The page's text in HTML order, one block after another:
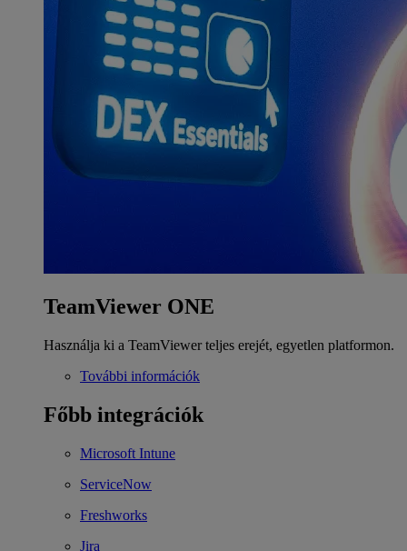
TeamViewer ONE
Használja ki a TeamViewer teljes erejét, egyetlen platformon.
További információk
Főbb integrációk
Microsoft Intune
ServiceNow
Freshworks
Jira